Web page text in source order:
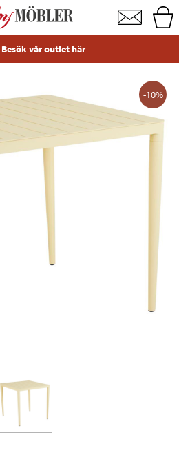
76x76 cm
Besök vår outlet här
-10%